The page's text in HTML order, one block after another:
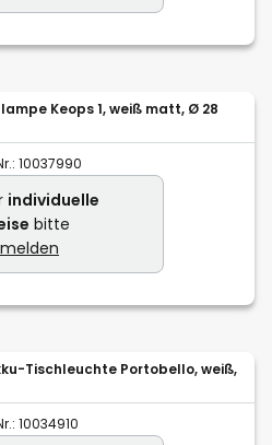
Keops 1, weiß matt, Ø 28
10037990
individuelle
bitte
Tischleuchte Portobello, weiß,
10034910